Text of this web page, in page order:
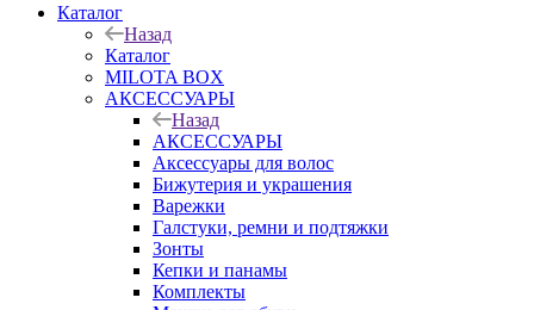
Каталог
Назад
Каталог
MILOTA BOX
АКСЕССУАРЫ
Назад
АКСЕССУАРЫ
Аксессуары для волос
Бижутерия и украшения
Варежки
Галстуки, ремни и подтяжки
Зонты
Кепки и панамы
Комплекты